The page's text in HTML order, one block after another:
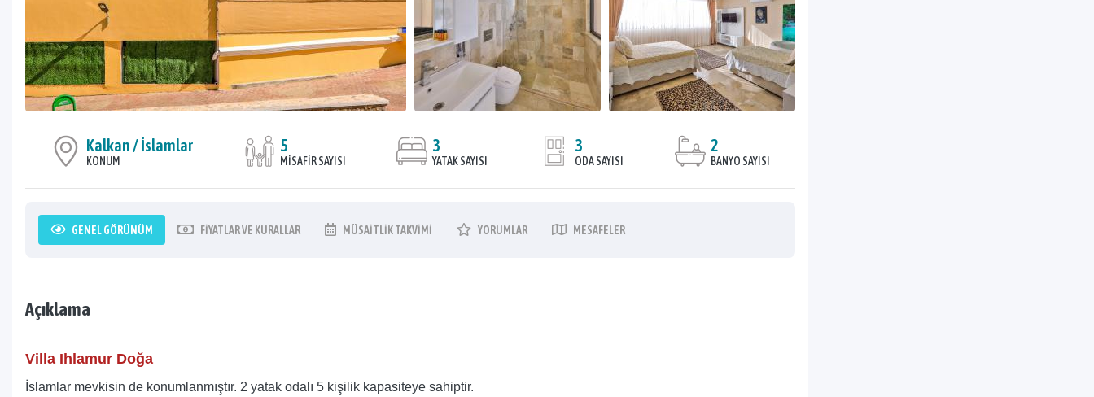
Kalkan / İslamlar
KONUM
5
MISAFIR SAYISI
3
YATAK SAYISI
3
ODA SAYISI
2
BANYO SAYISI
GENELGÖRÜNÜM FIYATLARVE KURALLAR MÜSAITLIKTAKVIMI YORUMLAR MESAFELER
Açıklama
Villa Ihlamur Doğa
İslamlar mevkisin de konumlanmıştır. 2 yatak odalı 5 kişilik kapasiteye sahiptir.